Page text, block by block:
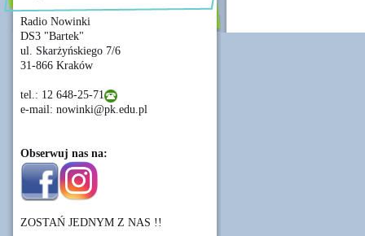
Radio Nowinki
DS3 "Bartek"
ul. Skarżyńskiego 7/6
31-866 Kraków
tel.: 12 648-25-71
e-mail: nowinki@pk.edu.pl
Obserwuj nas na:
ZOSTAŃ JEDNYM Z NAS !!